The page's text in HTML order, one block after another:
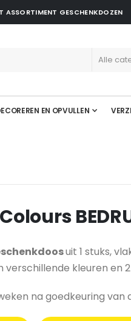
GESCHENKDOZEN
EN OPVULLEN
uit 1 stuks,
verschillende kleuren en
na goedkeuring van